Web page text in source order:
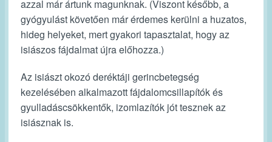
azzal már ártunk magunknak. (Viszont később, a
gyógyulást követően már érdemes kerülni a huzatos,
hideg helyeket, mert gyakori tapasztalat, hogy az
isiászos fájdalmat újra előhozza.)
Az isiászt okozó deréktáji gerincbetegség
kezelésében alkalmazott fájdalomcsillapítók és
gyulladáscsökkentők, izomlazítók jót tesznek az
isiásznak is.